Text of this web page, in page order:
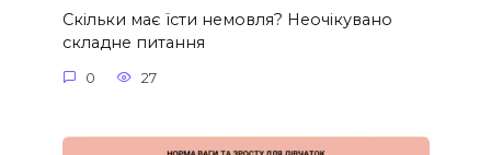
Скільки має їсти немовля? Неочікувано
складне питання
0 27